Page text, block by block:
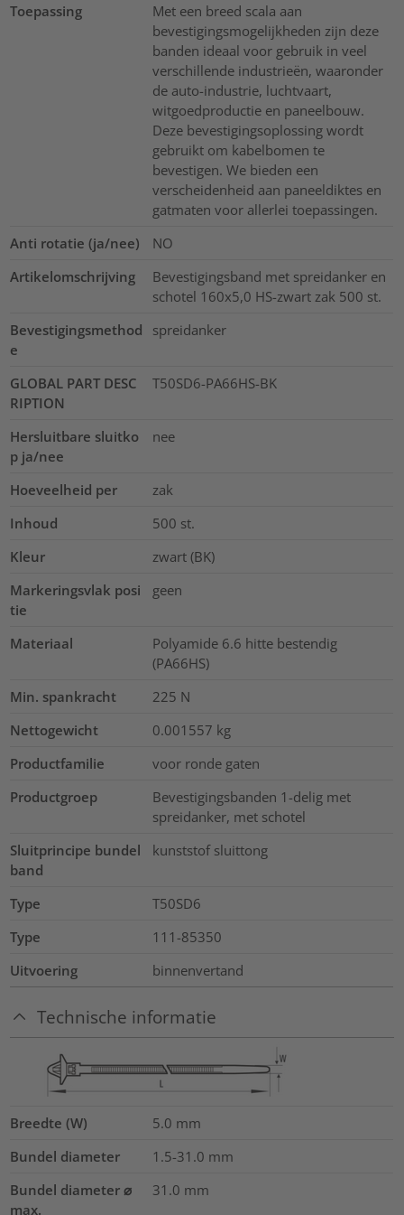
Toepassing
Met een breed scala aan
bevestigingsmogelijkheden zijn deze
banden ideaal voor gebruik in veel
verschillende industrieën, waaronder
de auto-industrie, luchtvaart,
witgoedproductie en paneelbouw.
Deze bevestigingsoplossing wordt
gebruikt om kabelbomen te
bevestigen. We bieden een
verscheidenheid aan paneeldiktes en
gatmaten voor allerlei toepassingen.
Anti rotatie (ja/nee)
NO
Artikelomschrijving
Bevestigingsband met spreidanker en
schotel 160x5,0 HS-zwart zak 500 st.
Bevestigingsmethod
e
spreidanker
GLOBAL PART DESC
RIPTION
T50SD6-PA66HS-BK
Hersluitbare sluitko
p ja/nee
nee
Hoeveelheid per
zak
Inhoud
500 st.
Kleur
zwart (BK)
Markeringsvlak posi
tie
geen
Materiaal
Polyamide 6.6 hitte bestendig
(PA66HS)
Min. spankracht
225 N
Nettogewicht
0.001557 kg
Productfamilie
voor ronde gaten
Productgroep
Bevestigingsbanden 1-delig met
spreidanker, met schotel
Sluitprincipe bundel
band
kunststof sluittong
Type
T50SD6
Type
111-85350
Uitvoering
binnenvertand
Technische informatie
Breedte (W) 5.0 mm
Bundel diameter
1.5-31.0 mm
Bundel diameter ⌀
max.
31.0 mm